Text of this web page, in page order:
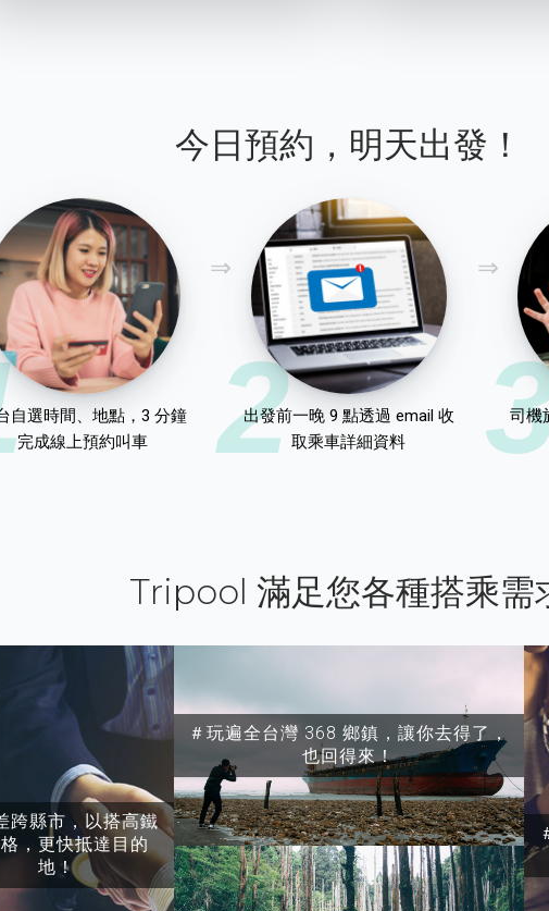
今日預約，明天出發！
自選時間、地點，3 分鐘
完成線上預約叫車
2
出發前一晚 9 點透過 email 收
取乘車詳細資料
司機
Tripool 滿足您各種搭乘需
跨縣市，以搭高鐵
，更快抵達目的
地！
＃玩遍全台灣 368 鄉鎮，讓你去得了，
也回得來！